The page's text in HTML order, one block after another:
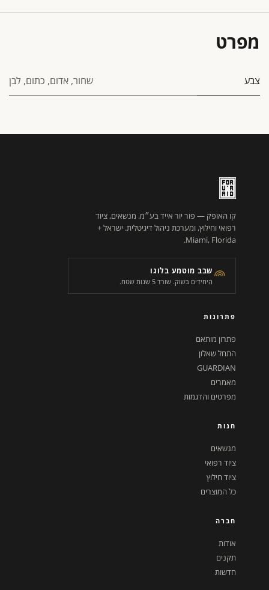
מפרט
צבע שחור, אדום, כתום, לבן
קו האופק — פור יור אייד בע״מ. מנשאים, ציוד
רפואי וחילוץ, ומערכת ניהול דיגיטלית. ישראל +
Miami, Florida.
שבב מוטמע בלוגו
היחידים בשוק. שורד 5 שנות שטח.
פתרונות
פתרון מותאם
התחל שאלון
GUARDIAN
מאמרים
מפרטים והדגמות
חנות
מנשאים
ציוד רפואי
ציוד חילוץ
כל המוצרים
חברה
אודות
תקנים
חדשות